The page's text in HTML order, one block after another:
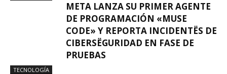
META LANZA SU PRIMER AGENTE
DE PROGRAMACIÓN «MUSE
CODE» Y REPORTA INCIDENTËS DE
CIBERSËGURIDAD EN FASE DE
PRUEBAS
TECNOLOGÍA